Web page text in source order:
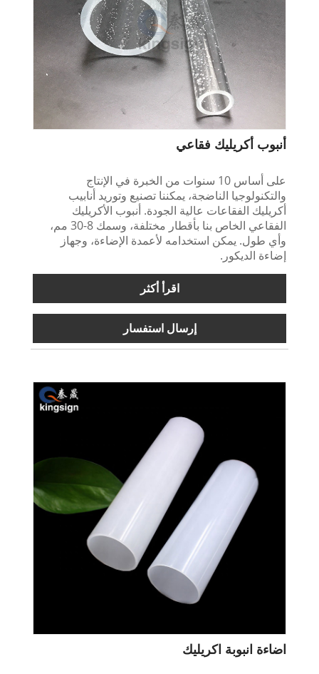
أنبوب أكريليك فقاعي
على أساس 10 سنوات من الخبرة في الإنتاج
والتكنولوجيا الناضجة، يمكننا تصنيع وتوريد أنابيب
أكريليك الفقاعات عالية الجودة. أنبوب الأكريليك
الفقاعي الخاص بنا بأقطار مختلفة، وسمك 8-30 مم،
وأي طول. يمكن استخدامه لأعمدة الإضاءة، وجهاز
إضاءة الديكور.
اقرأ أكثر
إرسال استفسار
اضاءة انبوبة اكريليك